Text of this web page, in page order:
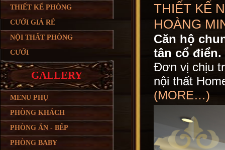
THIẾT KẾ PHÒNG
CƯỚI GIÁ RẺ
NỘI THẤT PHÒNG
CƯỚI
GALLERY
MENU PHỤ
PHÒNG KHÁCH
PHÒNG ĂN - BẾP
PHÒNG BABY
THIẾT KẾ
HOÀNG
Căn hộ
tân cổ điển.
Đơn vị chịu
nội thất
(MORE…)